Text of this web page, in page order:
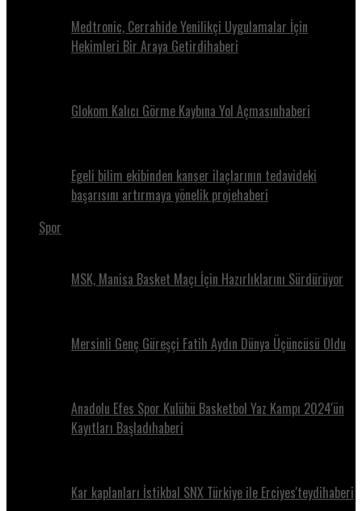
Medtronic, Cerrahide Yenilikçi Uygulamalar İçin
Hekimleri Bir Araya Getirdihaberi
Glokom Kalıcı Görme Kaybına Yol Açmasınhaberi
Egeli bilim ekibinden kanser ilaçlarının tedavideki
başarısını artırmaya yönelik projehaberi
Spor
MSK, Manisa Basket Maçı İçin Hazırlıklarını Sürdürüyor
Mersinli Genç Güreşçi Fatih Aydın Dünya Üçüncüsü Oldu
Anadolu Efes Spor Kulübü Basketbol Yaz Kampı 2024'ün
Kayıtları Başladıhaberi
Kar kaplanları İstikbal SNX Türkiye ile Erciyes'teydihaberi